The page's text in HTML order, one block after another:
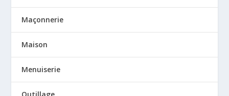
Maçonnerie
Maison
Menuiserie